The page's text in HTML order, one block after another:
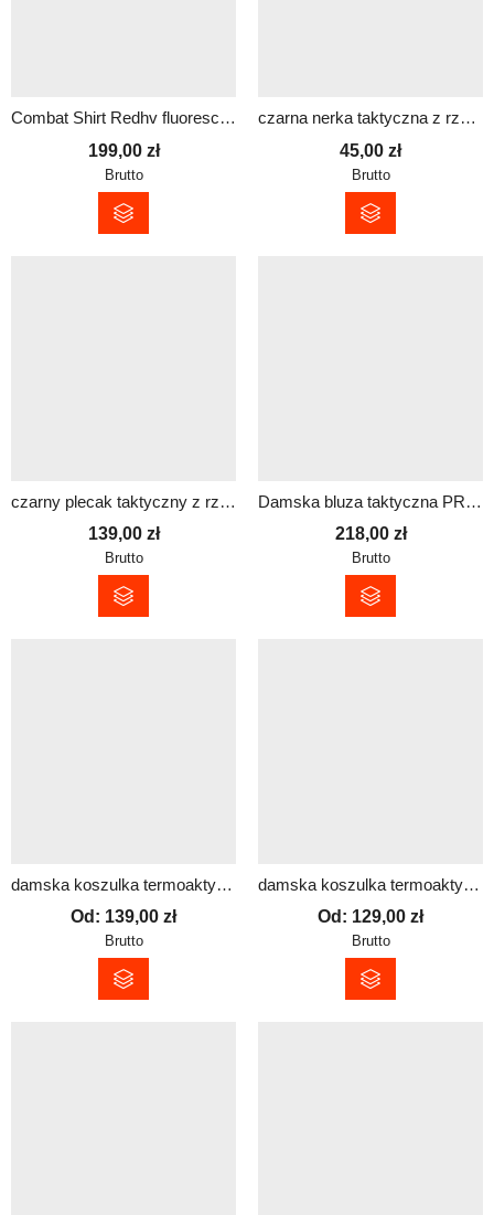
Combat Shirt Redhv fluorescencyjne rękawy bluza męska
199,00 zł
Brutto
czarna nerka taktyczna z rzepem z dowolnym napisem
45,00 zł
Brutto
czarny plecak taktyczny z rzepem z dowolnym napisem
139,00 zł
Brutto
Damska bluza taktyczna PRM z odblaskowym nadrukiem | dowolny tekst
218,00 zł
Brutto
damska koszulka termoaktywna z długim rękawem SHAPE dowolny nadruk
Od: 139,00 zł
Brutto
damska koszulka termoaktywna z krótkim rękawem SHAPE dowolny nadruk
Od: 129,00 zł
Brutto